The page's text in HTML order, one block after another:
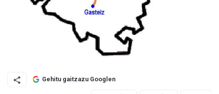
Gehitu gaitzazu Googlen